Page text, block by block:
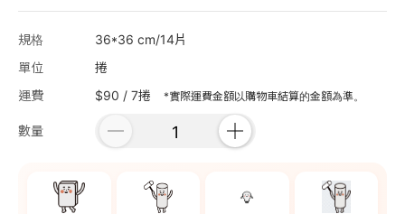
規格
36*36 cm/14片
單位
捲
運費
$90 / 7捲 *實際運費金額以購物車結算的金額為準。
數量